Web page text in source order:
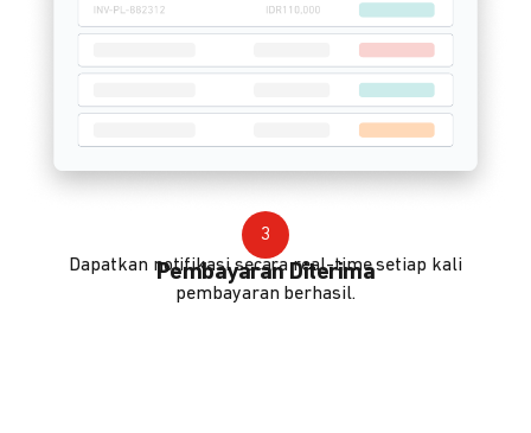
3
Pembayaran Diterima
Dapatkan notifikasi secara real-time setiap kali
pembayaran berhasil.